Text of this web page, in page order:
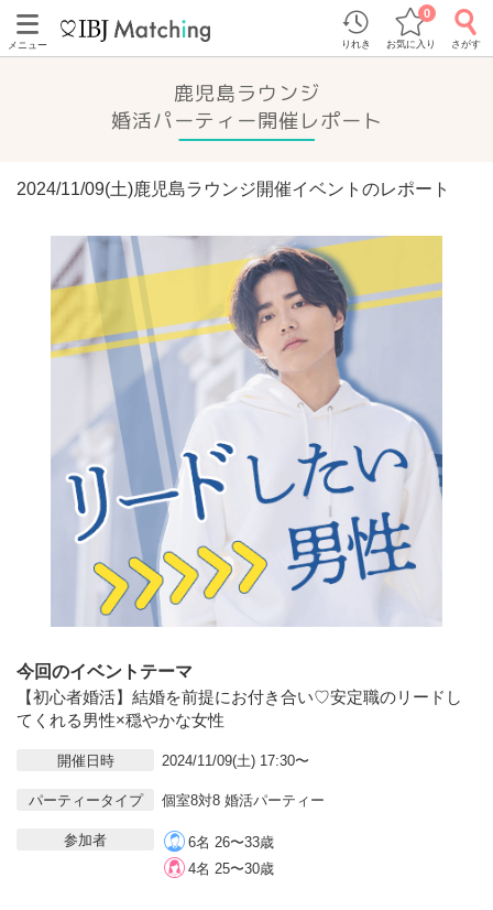
メニュー りれき お気に入り
0
さがす
鹿児島ラウンジ
婚活パーティー開催レポート
2024/11/09(土)鹿児島ラウンジ開催イベントのレポート
今回のイベントテーマ
【初心者婚活】結婚を前提にお付き合い♡安定職のリードし
てくれる男性×穏やかな女性
開催日時 2024/11/09(土) 17:30〜
パーティータイプ 個室8対8 婚活パーティー
参加者
6名 26〜33歳
4名 25〜30歳